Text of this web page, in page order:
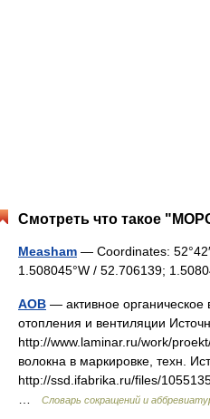
Смотреть что такое
Measham — Coordinates:
1.508045°W / 52.706139;
АОВ — активное
отопления и вентиляции
http://www.laminar.ru/work/
волокна в маркировке, техн.
http://ssd.ifabrika.ru/files/
Словарь сокращений и